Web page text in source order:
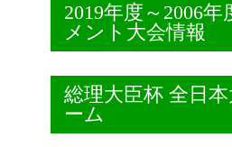
2019年度～2006
メント大会情報
総理大臣杯 全日
ーム